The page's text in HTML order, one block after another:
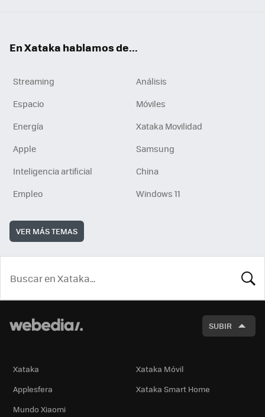
En Xataka hablamos de...
Streaming
Análisis
Espacio
Móviles
Energía
Xataka Movilidad
Apple
Samsung
Inteligencia artificial
China
Empleo
Windows 11
VER MÁS TEMAS
SUBIR
Xataka
Xataka Móvil
Applesfera
Xataka Smart Home
Mundo Xiaomi